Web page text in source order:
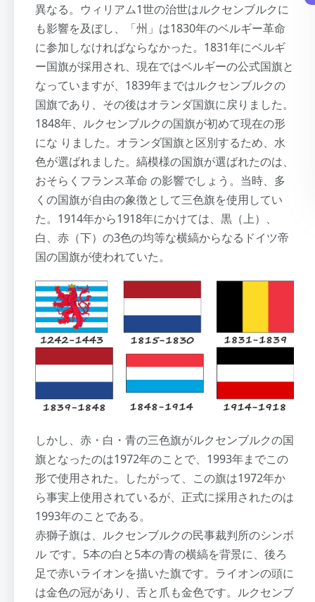
異なる。ウィリアム1世の治世はルクセンブルクに
も影響を及ぼし、「州」は1830年のベルギー革命
に参加しなければならなかった。1831年にベルギ
ー国旗が採用され、現在ではベルギーの公式国旗と
なっていますが、1839年まではルクセンブルクの
国旗であり、その後はオランダ国旗に戻りました。
1848年、ルクセンブルクの国旗が初めて現在の形
にな りました。オランダ国旗と区別するため、水
色が選ばれました。縞模様の国旗が選ばれたのは、
おそらくフランス革命 の影響でしょう。当時、多
くの国旗が自由の象徴として三色旗を使用してい
た。1914年から1918年にかけては、黒（上）、
白、赤（下）の3色の均等な横縞からなるドイツ帝
国の国旗が使われていた。
しかし、赤・白・青の三色旗がルクセンブルクの国
旗となったのは1972年のことで、1993年までこの
形で使用された。したがって、この旗は1972年か
ら事実上使用されているが、正式に採用されたのは
1993年のことである。
赤獅子旗は、ルクセンブルクの民事裁判所のシンボ
ル です。5本の白と5本の青の横縞を背景に、後ろ
足で赤いライオンを描いた旗です。ライオンの頭に
は金色の冠があり、舌と爪も金色です。ルクセンブ